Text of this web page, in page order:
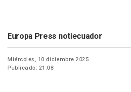
Europa Press notiecuador
Miércoles, 10 diciembre 2025
Publicado: 21:08